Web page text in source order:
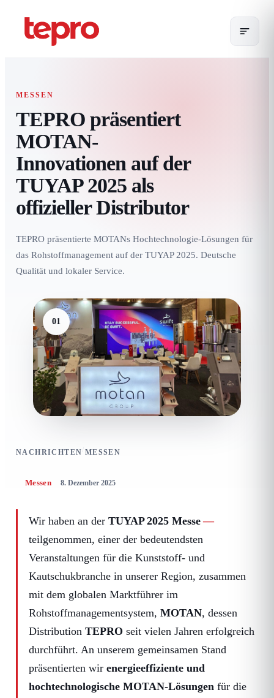
MESSEN
TEPRO präsentiert
MOTAN-
Innovationen auf der
TUYAP 2025 als
offizieller Distributor
TEPRO präsentierte MOTANs Hochtechnologie-Lösungen für
das Rohstoffmanagement auf der TUYAP 2025. Deutsche
Qualität und lokaler Service.
01
NACHRICHTEN MESSEN
Messen 8. Dezember 2025
Wir haben an der TUYAP 2025 Messe
teilgenommen, einer der bedeutendsten
Veranstaltungen für die Kunststoff- und
Kautschukbranche in unserer Region, zusammen
mit dem globalen Marktführer im
Rohstoffmanagementsystem, MOTAN, dessen
Distribution TEPRO seit vielen Jahren erfolgreich
durchführt. An unserem gemeinsamen Stand
präsentierten wir energieeffiziente und
hochtechnologische MOTAN-Lösungen für die